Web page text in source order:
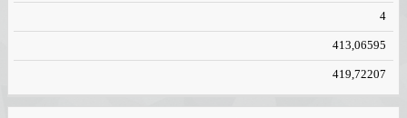
4
413,06595
419,72207